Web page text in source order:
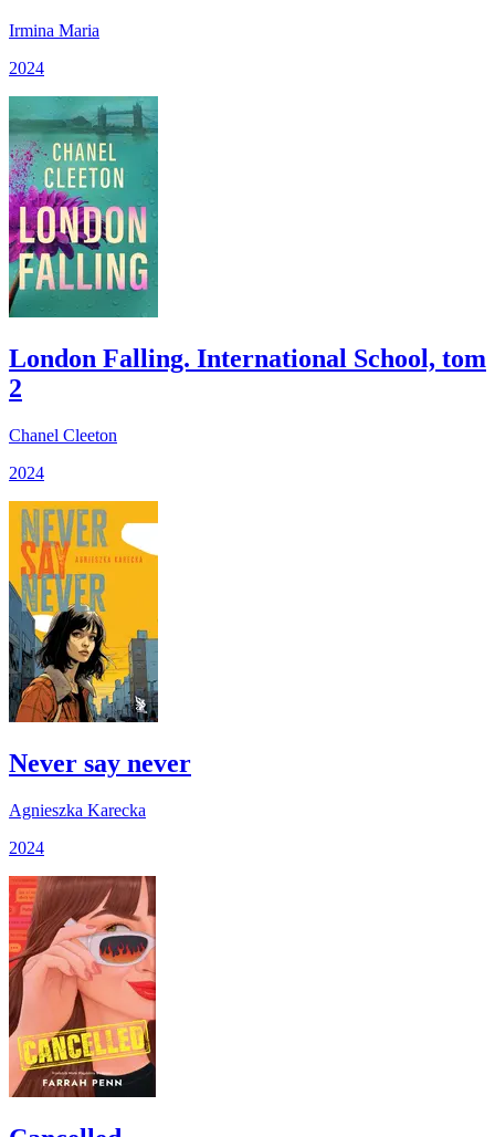
Irmina Maria
2024
London Falling. International School, tom
2
Chanel Cleeton
2024
Never say never
Agnieszka Karecka
2024